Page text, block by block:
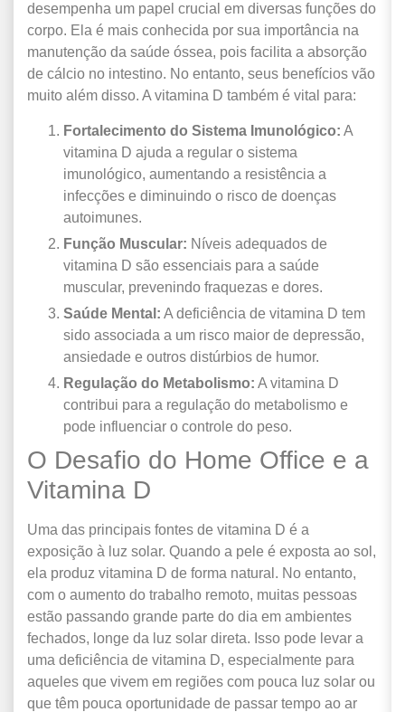
desempenha um papel crucial em diversas funções do
corpo. Ela é mais conhecida por sua importância na
manutenção da saúde óssea, pois facilita a absorção
de cálcio no intestino. No entanto, seus benefícios vão
muito além disso. A vitamina D também é vital para:
Fortalecimento do Sistema Imunológico: A
vitamina D ajuda a regular o sistema
imunológico, aumentando a resistência a
infecções e diminuindo o risco de doenças
autoimunes.
Função Muscular: Níveis adequados de
vitamina D são essenciais para a saúde
muscular, prevenindo fraquezas e dores.
Saúde Mental: A deficiência de vitamina D tem
sido associada a um risco maior de depressão,
ansiedade e outros distúrbios de humor.
Regulação do Metabolismo: A vitamina D
contribui para a regulação do metabolismo e
pode influenciar o controle do peso.
O Desafio do Home Office e a
Vitamina D
Uma das principais fontes de vitamina D é a
exposição à luz solar. Quando a pele é exposta ao sol,
ela produz vitamina D de forma natural. No entanto,
com o aumento do trabalho remoto, muitas pessoas
estão passando grande parte do dia em ambientes
fechados, longe da luz solar direta. Isso pode levar a
uma deficiência de vitamina D, especialmente para
aqueles que vivem em regiões com pouca luz solar ou
que têm pouca oportunidade de passar tempo ao ar